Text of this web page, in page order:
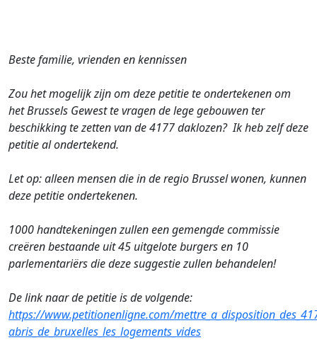
Beste familie, vrienden en kennissen
Zou het mogelijk zijn om deze petitie te ondertekenen om
het Brussels Gewest te vragen de lege gebouwen ter
beschikking te zetten van de 4177 daklozen? Ik heb zelf deze
petitie al ondertekend.
Let op: alleen mensen die in de regio Brussel wonen, kunnen
deze petitie ondertekenen.
1000 handtekeningen zullen een gemengde commissie
creëren bestaande uit 45 uitgelote burgers en 10
parlementariërs die deze suggestie zullen behandelen!
De link naar de petitie is de volgende:
https://www.petitionenligne.com/
abris_de_bruxelles_les_logements_vides